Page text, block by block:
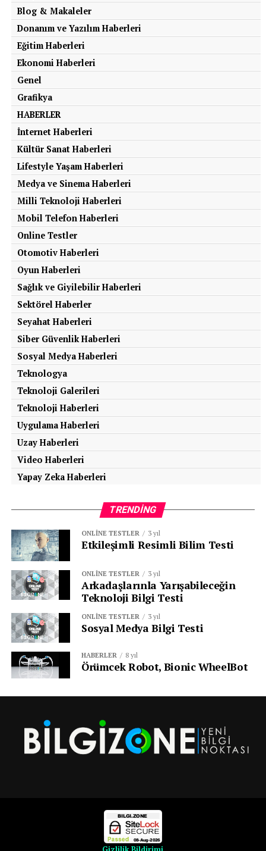
Blog & Makaleler
Donanım ve Yazılım Haberleri
Eğitim Haberleri
Ekonomi Haberleri
Genel
Grafikya
HABERLER
İnternet Haberleri
Kültür Sanat Haberleri
Lifestyle Yaşam Haberleri
Medya ve Sinema Haberleri
Milli Teknoloji Haberleri
Mobil Telefon Haberleri
Online Testler
Otomotiv Haberleri
Oyun Haberleri
Sağlık ve Giyilebilir Haberleri
Sektörel Haberler
Seyahat Haberleri
Siber Güvenlik Haberleri
Sosyal Medya Haberleri
Teknologya
Teknoloji Galerileri
Teknoloji Haberleri
Uygulama Haberleri
Uzay Haberleri
Video Haberleri
Yapay Zeka Haberleri
TRENDING
ONLINE TESTLER 3 yıl
Etkileşimli Resimli Bilim Testi
ONLINE TESTLER 3 yıl
Arkadaşlarınla Yarışabileceğin
Teknoloji Bilgi Testi
ONLINE TESTLER 3 yıl
Sosyal Medya Bilgi Testi
HABERLER 8 yıl
Örümcek Robot, Bionic WheelBot